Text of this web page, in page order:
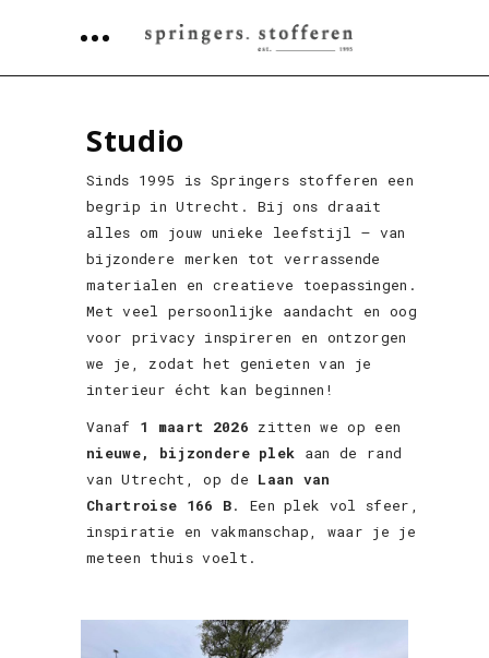
Studio
Sinds 1995 is Springers stofferen een
begrip in Utrecht. Bij ons draait
alles om jouw unieke leefstijl – van
bijzondere merken tot verrassende
materialen en creatieve toepassingen.
Met veel persoonlijke aandacht en oog
voor privacy inspireren en ontzorgen
we je, zodat het genieten van je
interieur écht kan beginnen!
Vanaf 1 maart 2026 zitten we op een
nieuwe, bijzondere plek aan de rand
van Utrecht, op de Laan van
Chartroise 166 B. Een plek vol sfeer,
inspiratie en vakmanschap, waar je je
meteen thuis voelt.